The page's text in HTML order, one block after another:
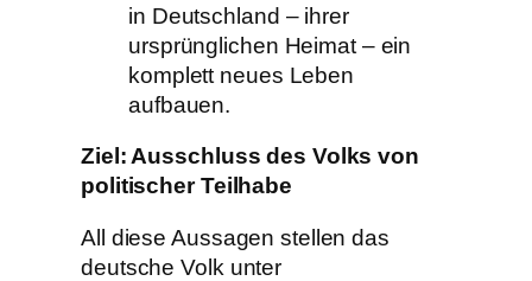
in Deutschland – ihrer
ursprünglichen Heimat – ein
komplett neues Leben
aufbauen.
Ziel: Ausschluss des Volks von
politischer Teilhabe
All diese Aussagen stellen das
deutsche Volk unter